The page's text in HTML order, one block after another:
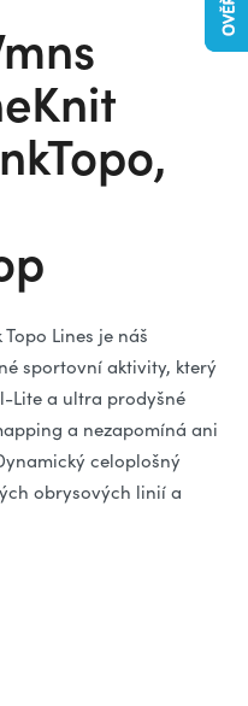
Lines je náš
sportovní aktivity, který
Lite a ultra prodyšné
a nezapomíná ani
celoplošný
obrysových linií a